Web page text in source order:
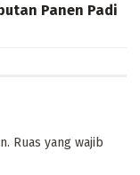
Panen Padi
Ruas yang wajib